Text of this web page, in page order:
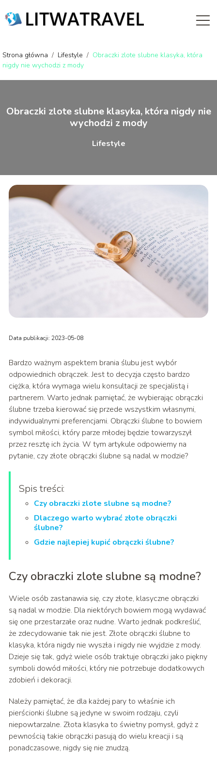
Strona główna / Lifestyle / Obraczki zlote slubne klasyka, która
nigdy nie wychodzi z mody
Obraczki zlote slubne klasyka, która nigdy nie
wychodzi z mody
Lifestyle
Data publikacji: 2023-05-08
Bardzo ważnym aspektem brania ślubu jest wybór
odpowiednich obrączek. Jest to decyzja często bardzo
ciężka, która wymaga wielu konsultacji ze specjalistą i
partnerem. Warto jednak pamiętać, że wybierając obrączki
ślubne trzeba kierować się przede wszystkim własnymi,
indywidualnymi preferencjami. Obrączki ślubne to bowiem
symbol miłości, który parze młodej będzie towarzyszył
przez resztę ich życia. W tym artykule odpowiemy na
pytanie, czy złote obrączki ślubne są nadal w modzie?
Spis treści:
Czy obraczki zlote slubne są modne?
Dlaczego warto wybrać złote obrączki
ślubne?
Gdzie najlepiej kupić obrączki ślubne?
Czy obraczki zlote slubne są modne?
Wiele osób zastanawia się, czy złote, klasyczne obrączki
są nadal w modzie. Dla niektórych bowiem mogą wydawać
się one przestarzałe oraz nudne. Warto jednak podkreślić,
że zdecydowanie tak nie jest. Złote obrączki ślubne to
klasyka, która nigdy nie wyszła i nigdy nie wyjdzie z mody.
Dzieje się tak, gdyż wiele osób traktuje obrączki jako piękny
symboli dowód miłości, który nie potrzebuje dodatkowych
zdobień i dekoracji.
Należy pamiętać, że dla każdej pary to właśnie ich
pierścionki ślubne są jedyne w swoim rodzaju, czyli
niepowtarzalne. Złota klasyka to świetny pomysł, gdyż z
pewnością takie obrączki pasują do wielu kreacji i są
ponadczasowe, nigdy się nie znudzą.